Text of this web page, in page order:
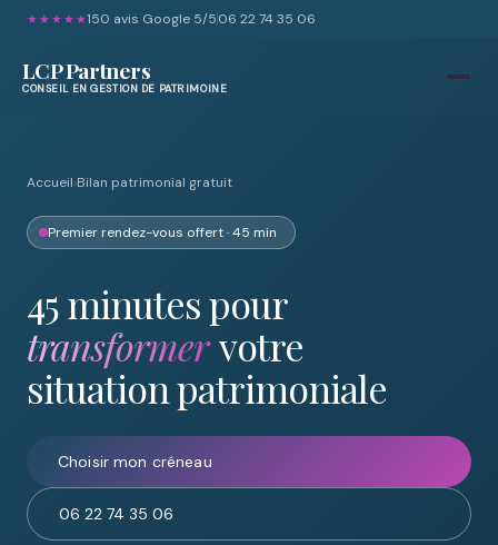
★★★★★150 avis Google 5/506 22 74 35 06
LCP Partners
CONSEIL EN GESTION DE PATRIMOINE
Accueil›Bilan patrimonial gratuit
Premier rendez-vous offert · 45 min
45 minutes pour
transformer votre
situation patrimoniale
Choisir mon créneau
06 22 74 35 06